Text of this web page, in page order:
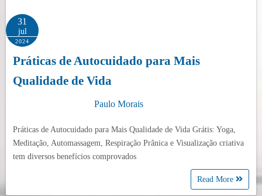
31
jul
2024
Práticas de Autocuidado para Mais
Qualidade de Vida
Paulo Morais
Práticas de Autocuidado para Mais Qualidade de Vida Grátis: Yoga,
Meditação, Automassagem, Respiração Prânica e Visualização criativa
tem diversos benefícios comprovados
Read More